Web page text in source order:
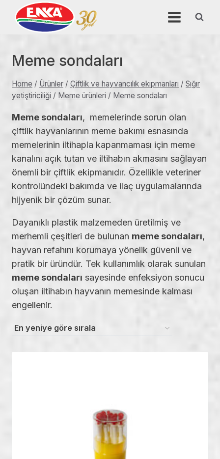
content
Meme sondaları
Home / Ürünler / Çiftlik ve hayvancılık ekipmanları / Sığır
yetiştiriciliği / Meme ürünleri / Meme sondaları
Meme sondaları, memelerinde sorun olan
çiftlik hayvanlarının meme bakımı esnasında
memelerinin iltihapla kapanmaması için meme
kanalını açık tutan ve iltihabın akmasını sağlayan
önemli bir çiftlik ekipmanıdır. Özellikle veteriner
kontrolündeki bakımda ve ilaç uygulamalarında
hijyenik bir çözüm sunar.
Dayanıklı plastik malzemeden üretilmiş ve
merhemli çeşitleri de bulunan meme sondaları,
hayvan refahını korumaya yönelik güvenli ve
pratik bir üründür. Tek kullanımlık olarak sunulan
meme sondaları sayesinde enfeksiyon sonucu
oluşan iltihabın hayvanın memesinde kalması
engellenir.